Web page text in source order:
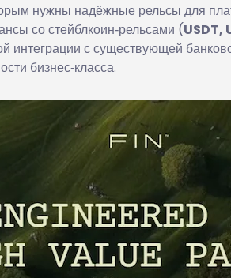
нужны надёжные рельсы для
со стейблкоин‑рельсами (USDT,
интеграции с существующей
бизнес‑класса.